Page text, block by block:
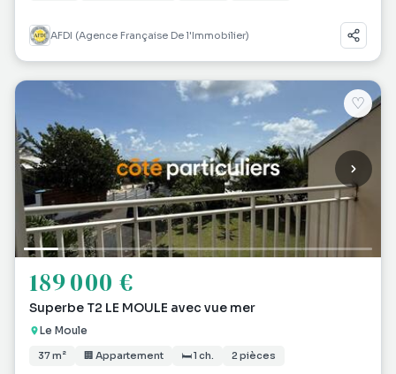
AFDI (Agence Française De l'Immobilier)
♡
189 000 €
Superbe T2 LE MOULE avec vue mer
Le Moule
37 m² 🏢 Appartement 🛏 1 ch. 2 pièces